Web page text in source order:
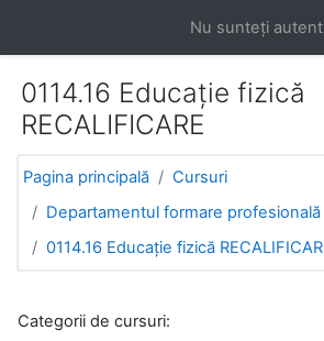
Nu sunteţi
0114.16 Educație fizică
RECALIFICARE
Pagina principală
Cursuri
Departamentul formare
0114.16 Educație fizică
Categorii de cursuri: